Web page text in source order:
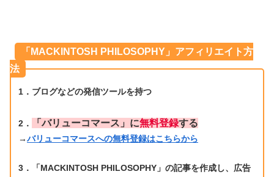
「MACKINTOSH PHILOSOPHY」アフィリエイト方
法
1． ブログなどの発信ツールを持つ
2． 「バリューコマース」に無料登録する
→ バリューコマースへの無料登録はこちらから
3．「MACKINTOSH PHILOSOPHY」の記事を作成し、広告